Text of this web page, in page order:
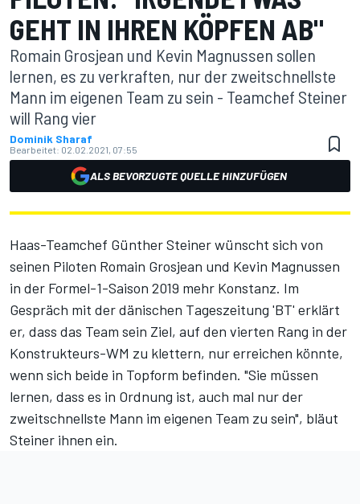
GEHT IN IHREN KÖPFEN AB"
Romain Grosjean und Kevin Magnussen sollen
lernen, es zu verkraften, nur der zweitschnellste
Mann im eigenen Team zu sein - Teamchef Steiner
will Rang vier
Dominik Sharaf
Bearbeitet: 02.02.2021, 07:55
ALS BEVORZUGTE QUELLE HINZUFÜGEN
Haas-Teamchef Günther Steiner wünscht sich von
seinen Piloten Romain Grosjean und Kevin Magnussen
in der Formel-1-Saison 2019 mehr Konstanz. Im
Gespräch mit der dänischen Tageszeitung 'BT' erklärt
er, dass das Team sein Ziel, auf den vierten Rang in der
Konstrukteurs-WM zu klettern, nur erreichen könnte,
wenn sich beide in Topform befinden. "Sie müssen
lernen, dass es in Ordnung ist, auch mal nur der
zweitschnellste Mann im eigenen Team zu sein", bläut
Steiner ihnen ein.